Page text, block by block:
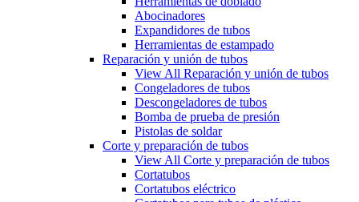
Abocinadores
Expandidores de tubos
Herramientas de estampado
Reparación y unión de tubos
View All Reparación y unión de tubos
Congeladores de tubos
Descongeladores de tubos
Bomba de prueba de presión
Pistolas de soldar
Corte y preparación de tubos
View All Corte y preparación de tubos
Cortatubos
Cortatubos eléctrico